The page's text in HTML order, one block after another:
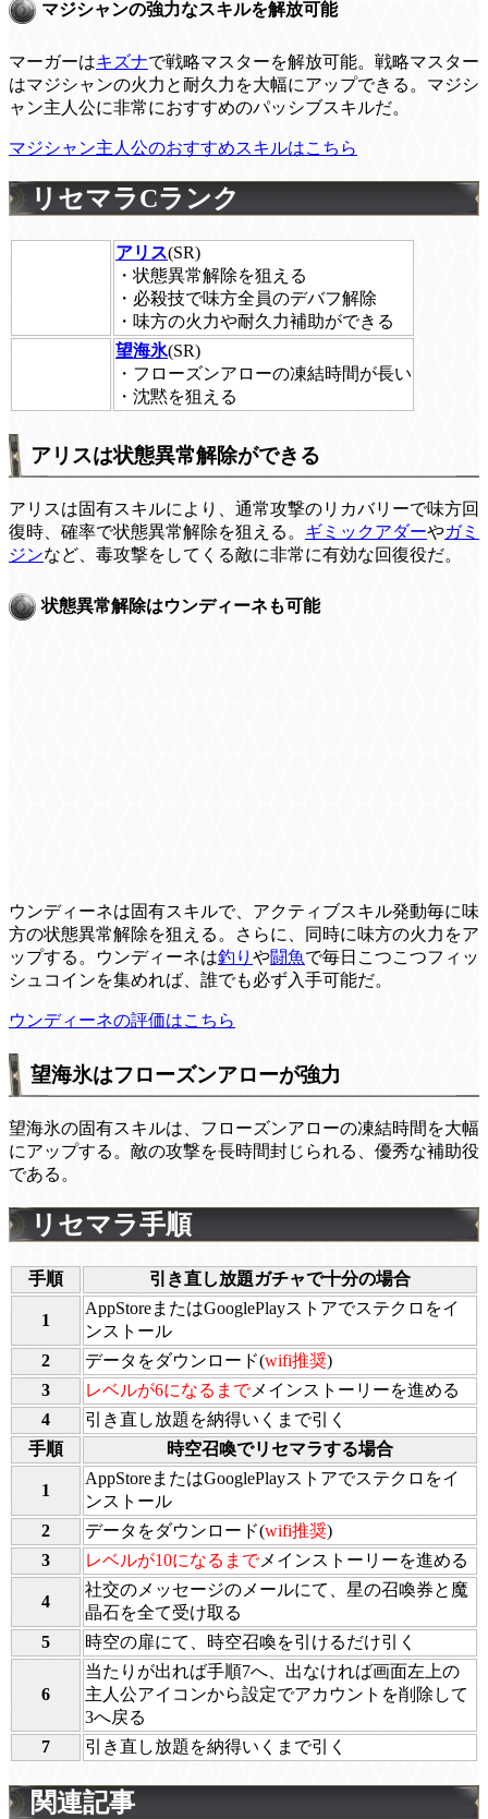
マジシャンの強力なスキルを解放可能
マーガーはキズナで戦略マスターを解放可能。戦略マスター
はマジシャンの火力と耐久力を大幅にアップできる。マジシ
ャン主人公に非常におすすめのパッシブスキルだ。
マジシャン主人公のおすすめスキルはこちら
リセマラCランク
アリス(SR)
・状態異常解除を狙える
・必殺技で味方全員のデバフ解除
・味方の火力や耐久力補助ができる
望海氷(SR)
・フローズンアローの凍結時間が長い
・沈黙を狙える
アリスは状態異常解除ができる
アリスは固有スキルにより、通常攻撃のリカバリーで味方回
復時、確率で状態異常解除を狙える。 ギミックアダーやガミ
ジンなど、毒攻撃をしてくる敵に非常に有効な回復役だ。
状態異常解除はウンディーネも可能
ウンディーネは固有スキルで、アクティブスキル発動毎に味
方の状態異常解除を狙える。さらに、同時に味方の火力をア
ップする。ウンディーネは釣り や闘魚で毎日こつこつフィッ
シュコインを集めれば、誰でも必ず入手可能だ。
ウンディーネの評価はこちら
望海氷はフローズンアローが強力
望海氷の固有スキルは、フローズンアローの凍結時間を大幅
にアップする。敵の攻撃を長時間封じられる、優秀な補助役
である。
リセマラ手順
手順 引き直し放題ガチャで十分の場合
1
AppStoreまたはGooglePlayストアでステクロをイ
ンストール
2
データをダウンロード(wifi推奨)
3
レベルが6になるまでメインストーリーを進める
4
引き直し放題を納得いくまで引く
手順
時空召喚でリセマラする場合
1
AppStoreまたはGooglePlayストアでステクロをイ
ンストール
2
データをダウンロード(wifi推奨)
3
レベルが10になるまでメインストーリーを進める
4
社交のメッセージのメールにて、星の召喚券と魔
晶石を全て受け取る
5
時空の扉にて、時空召喚を引けるだけ引く
6
当たりが出れば手順7へ、出なければ画面左上の
主人公アイコンから設定でアカウントを削除して
3へ戻る
7
引き直し放題を納得いくまで引く
関連記事